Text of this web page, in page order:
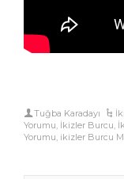
Tuğba Karadayı
Yorumu, İkizler Burcu,
Yorumu, ikizler Burcu